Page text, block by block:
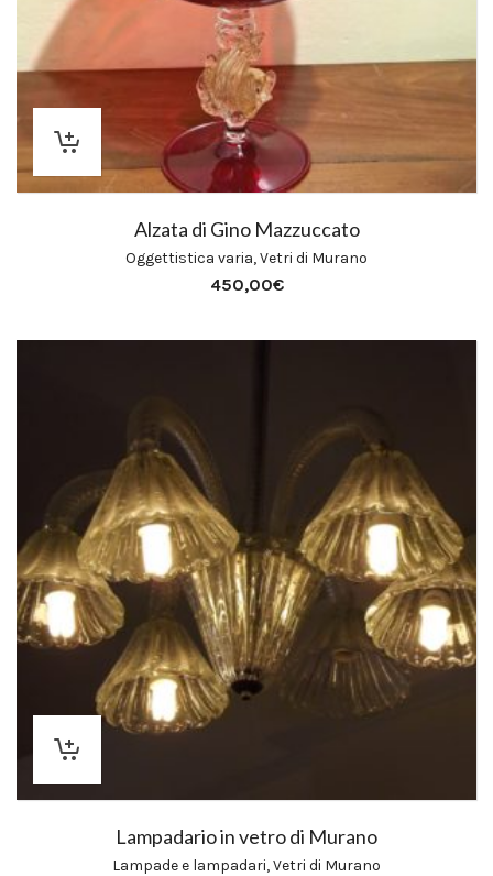
Alzata di Gino Mazzuccato
Oggettistica varia,Vetri di Murano
450,00€
Lampadario in vetro di Murano
Lampade e lampadari,Vetri di Murano